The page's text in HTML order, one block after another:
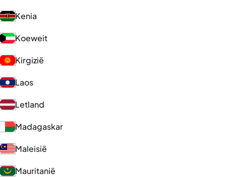
Kenia
Koeweit
Kirgizië
Laos
Letland
Madagaskar
Maleisië
Mauritanië